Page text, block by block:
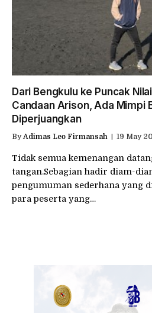
Dari Bengkulu ke Puncak
Candaan Arison, Ada Mimpi
Diperjuangkan
By Adimas Leo Firmansah 19 May
Tidak semua kemenangan
tangan.Sebagian hadir diam-
pengumuman sederhana yang
para peserta yang…